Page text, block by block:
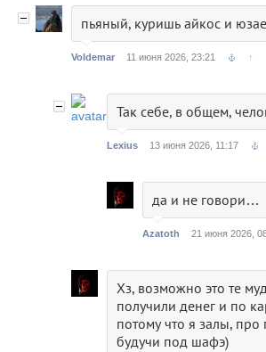
пьяный, куришь айкос и
Voldemar 11 июня 2026, 23:21 ↑
Так себе, в общем,
Lexius 13 июня 2026, 11:17
да и не говори…
Azatoth 21 июня 2026,
Хз, возможно это те
получили денег и по
потому что я залы,
будучи под шафэ)